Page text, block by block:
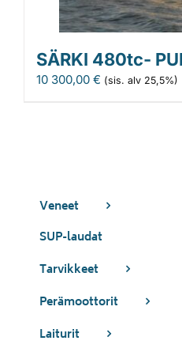
SÄRKI 480tc-
10 300,00 € (sis. alv 25,5%)
Veneet
SUP-laudat
Tarvikkeet
Perämoottorit
Laiturit